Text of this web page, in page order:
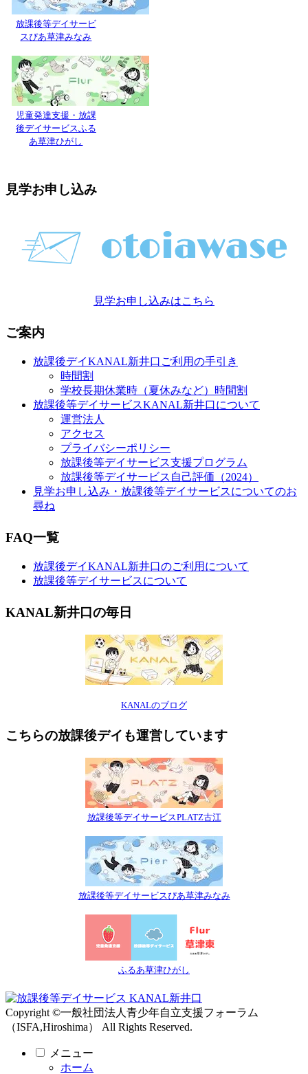
放課後等デイサービ
スぴあ草津みなみ
児童発達支援・放課
後デイサービスふる
あ草津ひがし
見学お申し込み
見学お申し込みはこちら
ご案内
放課後デイKANAL新井口ご利用の手引き
時間割
学校長期休業時（夏休みなど）時間割
放課後等デイサービスKANAL新井口について
運営法人
アクセス
プライバシーポリシー
放課後等デイサービス支援プログラム
放課後等デイサービス自己評価（2024）
見学お申し込み・放課後等デイサービスについてのお
尋ね
FAQ一覧
放課後デイKANAL新井口のご利用について
放課後等デイサービスについて
KANAL新井口の毎日
KANALのブログ
こちらの放課後デイも運営しています
放課後等デイサービスPLATZ古江
放課後等デイサービスぴあ草津みなみ
ふるあ草津ひがし
Copyright ©一般社団法人青少年自立支援フォーラム
（ISFA,Hiroshima） All Rights Reserved.
メニュー
ホーム